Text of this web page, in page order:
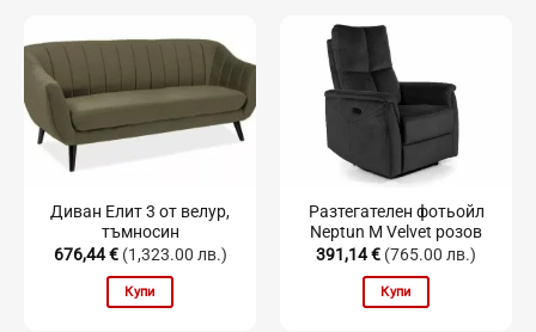
Диван Елит 3 от велур,
тъмносин
676,44€ (1,323.00 лв.)
Купи
Разтегателен фотьойл
Neptun M Velvet розов
391,14€ (765.00 лв.)
Купи